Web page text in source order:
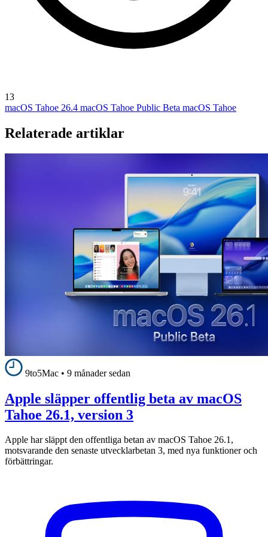
13
macOS Tahoe 26.4 macOS Tahoe Public Beta macOS Tahoe
Relaterade artiklar
9to5Mac • 9 månader sedan
Apple släpper offentlig beta av macOS
Tahoe 26.1, version 3
Apple har släppt den offentliga betan av macOS Tahoe 26.1,
motsvarande den senaste utvecklarbetan 3, med nya funktioner och
förbättringar.